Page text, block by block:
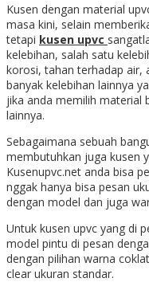
Kusen dengan material
masa kini, selain
tetapi kusen upvc
kelebihan, salah satu
korosi, tahan terhadap air,
banyak kelebihan lainnya
jika anda memilih material
lainnya.
Sebagaimana sebuah
membutuhkan juga kusen
Kusenupvc.net anda bisa
nggak hanya bisa pesan
dengan model dan juga
Untuk kusen upvc yang di
model pintu di pesan
dengan pilihan warna
clear ukuran standar.